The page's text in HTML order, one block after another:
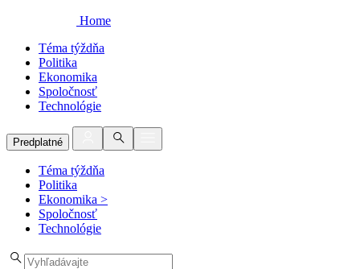
Home
Téma týždňa
Politika
Ekonomika
Spoločnosť
Technológie
Predplatné
Téma týždňa
Politika
Ekonomika >
Spoločnosť
Technológie